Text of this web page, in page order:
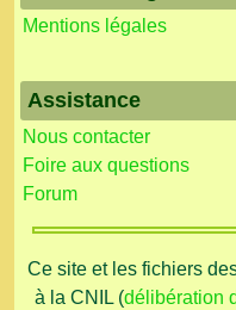
Mentions légales
Assistance
Nous contacter
Foire aux questions
Forum
Ce site et les fichiers
à la CNIL (délibération